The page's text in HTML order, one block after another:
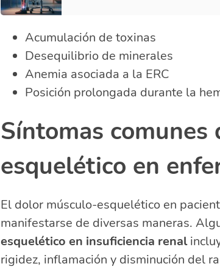
Acumulación de toxinas
Desequilibrio de minerales
Anemia asociada a la ERC
Posición prolongada durante la
Síntomas
esquelético en
El dolor músculo-esquelético en
manifestarse de diversas maneras.
esquelético en insuficiencia renal
rigidez, inflamación y disminución del